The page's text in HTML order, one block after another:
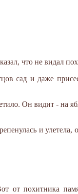
что не видал
сад и даже
Он видит - на
и улетела,
от похитника